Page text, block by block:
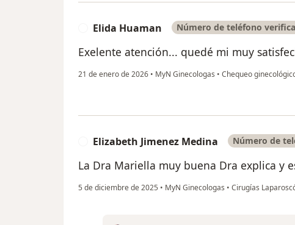
Elida Huaman Número de teléfono
Exelente atención... quedé mi muy
21 de enero de 2026 • MyN Ginecologas • Chequeo
Elizabeth Jimenez Medina Número de
La Dra Mariella muy buena Dra explica y
5 de diciembre de 2025 • MyN Ginecologas • Cirugías